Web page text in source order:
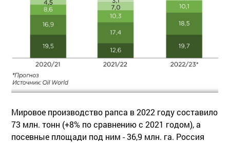
Мировое производство рапса в 2022 году составило
73 млн. тонн (+8% по сравнению с 2021 годом), а
посевные площади под ним - 36,9 млн. га. Россия